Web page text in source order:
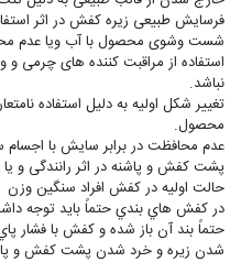
فرسایش طبیعی زیره کفش در اثر
شست وشوی محصول با آب ویا عدم
استفاده از مراقبت کننده های چرمی
نباشد.
تغییر شکل اولیه به دلیل استفاده
محصول.
عدم محافظت در برابر سایش با
پشت کفش و پاشنه در اثر رانندگی و
حالت اولیه در کفش افراد سنگین وزن
در کفش هاي بندي حتماً بايد توجه
حتماً بند آن باز شده و کفش با فشار
شدن زيره و خرد شدن پشت کفش و